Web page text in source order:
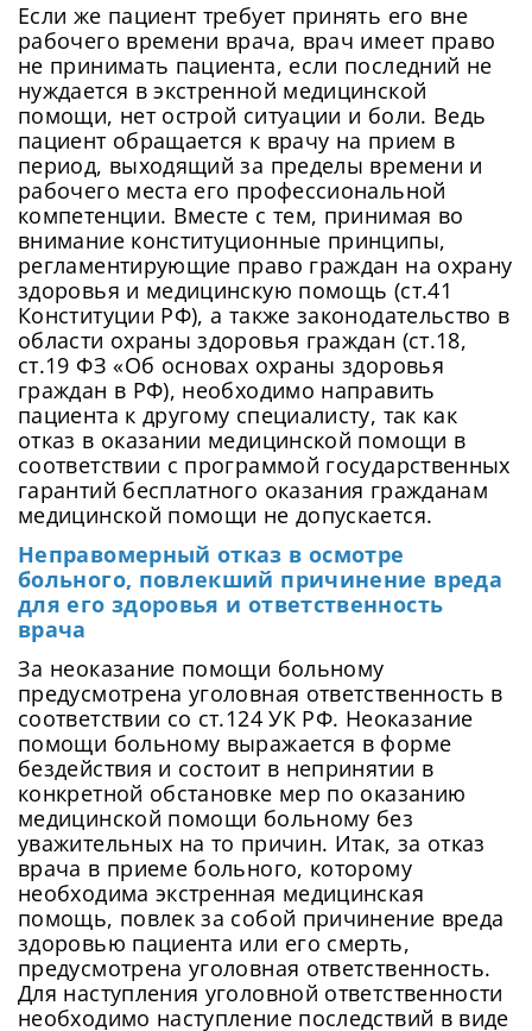
Если же пациент требует принять его вне
рабочего времени врача, врач имеет право
не принимать пациента, если последний не
нуждается в экстренной медицинской
помощи, нет острой ситуации и боли. Ведь
пациент обращается к врачу на прием в
период, выходящий за пределы времени и
рабочего места его профессиональной
компетенции. Вместе с тем, принимая во
внимание конституционные принципы,
регламентирующие право граждан на охрану
здоровья и медицинскую помощь (ст.41
Конституции РФ), а также законодательство в
области охраны здоровья граждан (ст.18,
ст.19 ФЗ «Об основах охраны здоровья
граждан в РФ), необходимо направить
пациента к другому специалисту, так как
отказ в оказании медицинской помощи в
соответствии с программой государственных
гарантий бесплатного оказания гражданам
медицинской помощи не допускается.
Неправомерный отказ в осмотре
больного, повлекший причинение вреда
для его здоровья и ответственность
врача
За неоказание помощи больному
предусмотрена уголовная ответственность в
соответствии со ст.124 УК РФ. Неоказание
помощи больному выражается в форме
бездействия и состоит в непринятии в
конкретной обстановке мер по оказанию
медицинской помощи больному без
уважительных на то причин. Итак, за отказ
врача в приеме больного, которому
необходима экстренная медицинская
помощь, повлек за собой причинение вреда
здоровью пациента или его смерть,
предусмотрена уголовная ответственность.
Для наступления уголовной ответственности
необходимо наступление последствий в виде